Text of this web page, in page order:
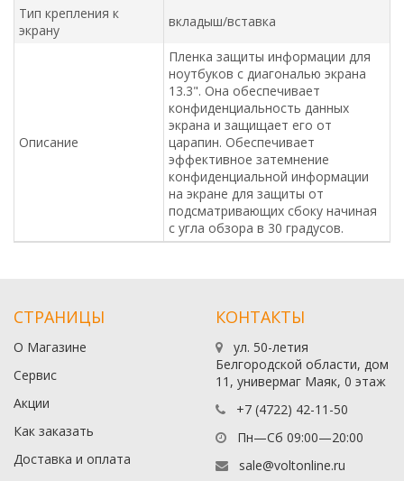
Тип крепления к
экрану
вкладыш/вставка
Описание
Пленка защиты информации для
ноутбуков с диагональю экрана
13.3". Она обеспечивает
конфиденциальность данных
экрана и защищает его от
царапин. Обеспечивает
эффективное затемнение
конфиденциальной информации
на экране для защиты от
подсматривающих сбоку начиная
с угла обзора в 30 градусов.
СТРАНИЦЫ
О Магазине
Сервис
Акции
Как заказать
Доставка и оплата
КОНТАКТЫ
ул. 50-летия
Белгородской области, дом
11, универмаг Маяк, 0 этаж
+7 (4722) 42-11-50
Пн—Сб 09:00—20:00
sale@voltonline.ru